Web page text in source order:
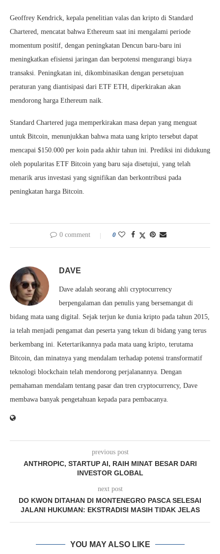
Geoffrey Kendrick, kepala penelitian valas dan kripto di Standard
Chartered, mencatat bahwa Ethereum saat ini mengalami periode
momentum positif, dengan peningkatan Dencun baru-baru ini
meningkatkan efisiensi jaringan dan berpotensi mengurangi biaya
transaksi. Peningkatan ini, dikombinasikan dengan persetujuan
peraturan yang diantisipasi dari ETF ETH, diperkirakan akan
mendorong harga Ethereum naik.
Standard Chartered juga memperkirakan masa depan yang menguat
untuk Bitcoin, menunjukkan bahwa mata uang kripto tersebut dapat
mencapai $150.000 per koin pada akhir tahun ini. Prediksi ini didukung
oleh popularitas ETF Bitcoin yang baru saja disetujui, yang telah
menarik arus investasi yang signifikan dan berkontribusi pada
peningkatan harga Bitcoin.
0 comment 0
DAVE
Dave adalah seorang ahli cryptocurrency
berpengalaman dan penulis yang bersemangat di
bidang mata uang digital. Sejak terjun ke dunia kripto pada tahun 2015,
ia telah menjadi pengamat dan peserta yang tekun di bidang yang terus
berkembang ini. Ketertarikannya pada mata uang kripto, terutama
Bitcoin, dan minatnya yang mendalam terhadap potensi transformatif
teknologi blockchain telah mendorong perjalanannya. Dengan
pemahaman mendalam tentang pasar dan tren cryptocurrency, Dave
membawa banyak pengetahuan kepada para pembacanya.
previous post
ANTHROPIC, STARTUP AI, RAIH MINAT BESAR DARI
INVESTOR GLOBAL
next post
DO KWON DITAHAN DI MONTENEGRO PASCA SELESAI
JALANI HUKUMAN: EKSTRADISI MASIH TIDAK JELAS
YOU MAY ALSO LIKE